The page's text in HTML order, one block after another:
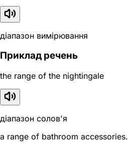
діапазон вимірювання
Приклад речень
the range of the nightingale
діапазон солов'я
a range of bathroom accessories.